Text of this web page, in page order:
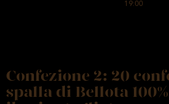
Confezione 2: 20
spalla di Bellota
19:00